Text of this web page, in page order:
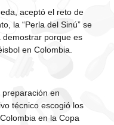
aceptó el reto de
la “Perla del Sinú” se
demostrar porque es
en Colombia.
en
técnico escogió los
en la Copa